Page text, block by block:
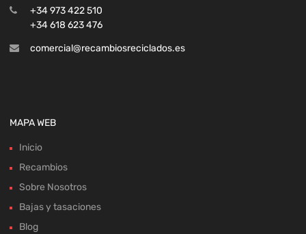
+34 973 422 510
+34 618 623 476
comercial@recambiosreciclados.es
MAPA WEB
Inicio
Recambios
Sobre Nosotros
Bajas y tasaciones
Blog